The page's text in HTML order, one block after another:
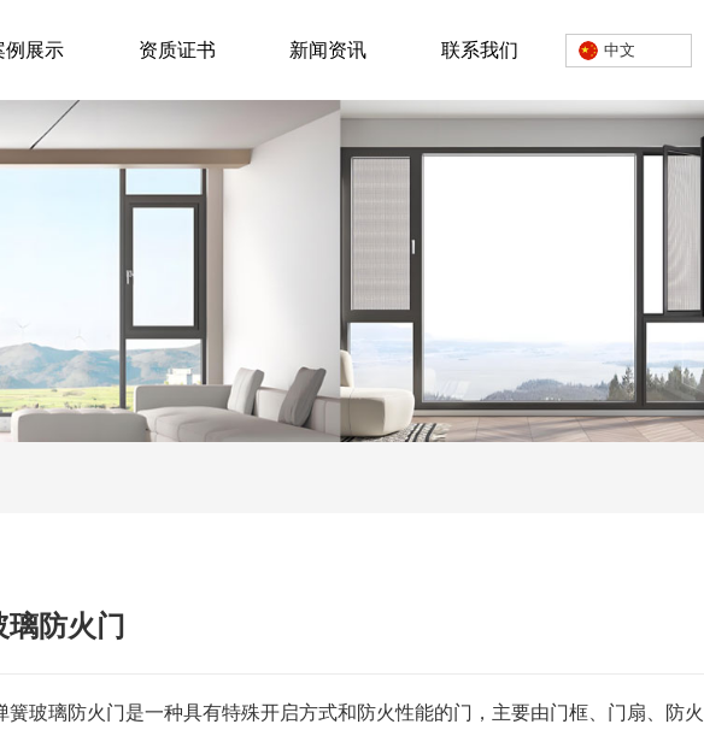
例展示 资质证书 新闻资讯 联系我们 中文
防火门
簧玻璃防火门是一种具有特殊开启方式和防火性能的门，主要由门框、门扇、防火